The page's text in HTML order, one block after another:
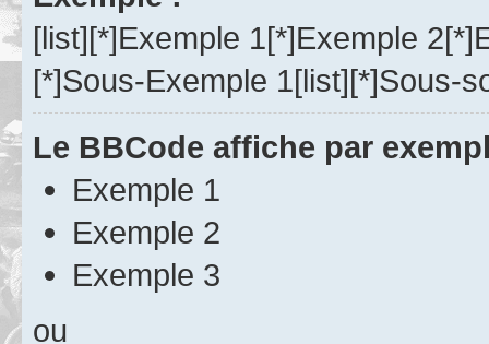
[list][*]Exemple 1[*]Exemple
[*]Sous-Exemple 1[list][*]Sous-
Le BBCode affiche par
Exemple 1
Exemple 2
Exemple 3
ou